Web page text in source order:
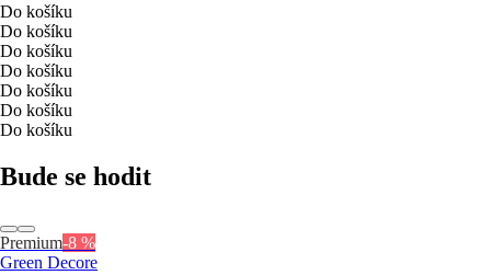
Do košíku
Do košíku
Do košíku
Do košíku
Do košíku
Do košíku
Do košíku
Bude se hodit
Premium-8 %
Green Decore